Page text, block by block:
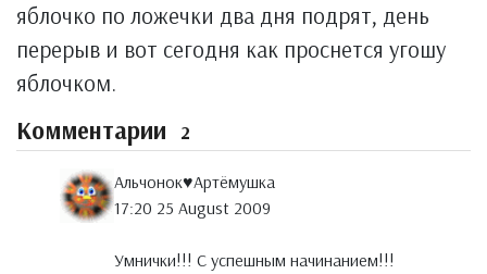
яблочко по ложечки два дня подрят, день
перерыв и вот сегодня как проснется угошу
яблочком.
Комментарии 2
Альчонок♥Артёмушка
17:20 25 August 2009
Умнички!!! С успешным начинанием!!!